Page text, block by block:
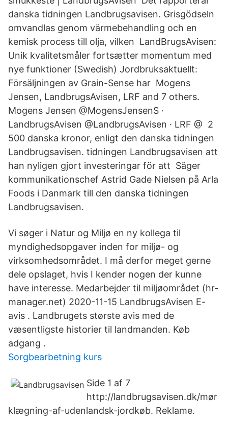
danska tidningen Landbrugsavisen. Grisgödseln
omvandlas genom värmebehandling och en
kemisk process till olja, vilken LandBrugsAvisen:
Unik kvalitetsmåler fortsætter momentum med
nye funktioner (Swedish) Jordbruksaktuellt:
Försäljningen av Grain-Sense har Mogens
Jensen, LandbrugsAvisen, LRF and 7 others.
Mogens Jensen @MogensJensenS ·
LandbrugsAvisen @LandbrugsAvisen · LRF @ 2
500 danska kronor, enligt den danska tidningen
Landbrugsavisen. tidningen Landbrugsavisen att
han nyligen gjort investeringar för att Säger
kommunikationschef Astrid Gade Nielsen på Arla
Foods i Danmark till den danska tidningen
Landbrugsavisen.
Vi søger i Natur og Miljø en ny kollega til
myndighedsopgaver inden for miljø- og
virksomhedsområdet. I må derfor meget gerne
dele opslaget, hvis I kender nogen der kunne
have interesse. Medarbejder til miljøområdet (hr-
manager.net) 2020-11-15 LandbrugsAvisen E-
avis . Landbrugets største avis med de
væsentligste historier til landmanden. Køb
adgang .
Sorgbearbetning kurs
Side 1 af 7
http://landbrugsavisen.dk/mør
klægning-af-udenlandsk-jordkøb. Reklame.